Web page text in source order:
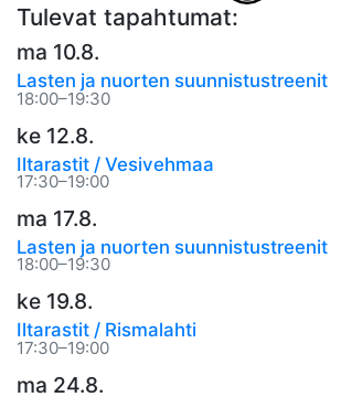
Tulevat tapahtumat:
ma 10.8.
Lasten ja nuorten suunnistustreenit
18:00–19:30
ke 12.8.
Iltarastit / Vesivehmaa
17:30–19:00
ma 17.8.
Lasten ja nuorten suunnistustreenit
18:00–19:30
ke 19.8.
Iltarastit / Rismalahti
17:30–19:00
ma 24.8.